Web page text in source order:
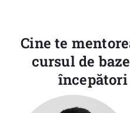
Cine te
cursul de